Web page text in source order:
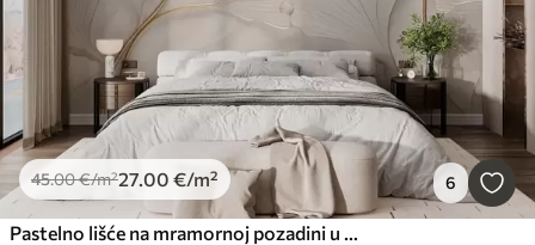
45.00€/m²27.00 €/m² 6
Pastelno lišće na mramornoj pozadini u bež tonovima